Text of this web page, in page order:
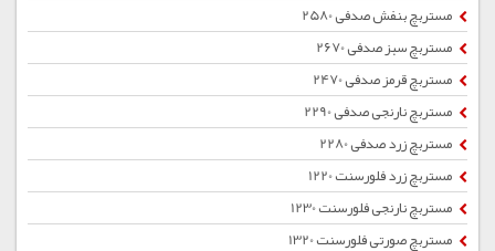
مستربچ بنفش صدفی 2580
مستربچ سبز صدفی 2670
مستربچ قرمز صدفی 2470
مستربچ نارنجی صدفی 2290
مستربچ زرد صدفی 2280
مستربچ زرد فلورسنت 1220
مستربچ نارنجی فلورسنت 1230
مستربچ صورتی فلورسنت 1320